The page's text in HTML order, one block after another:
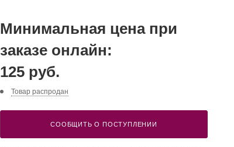
Минимальная цена при
заказе онлайн:
125 руб.
Товар распродан
СООБЩИТЬ О ПОСТУПЛЕНИИ